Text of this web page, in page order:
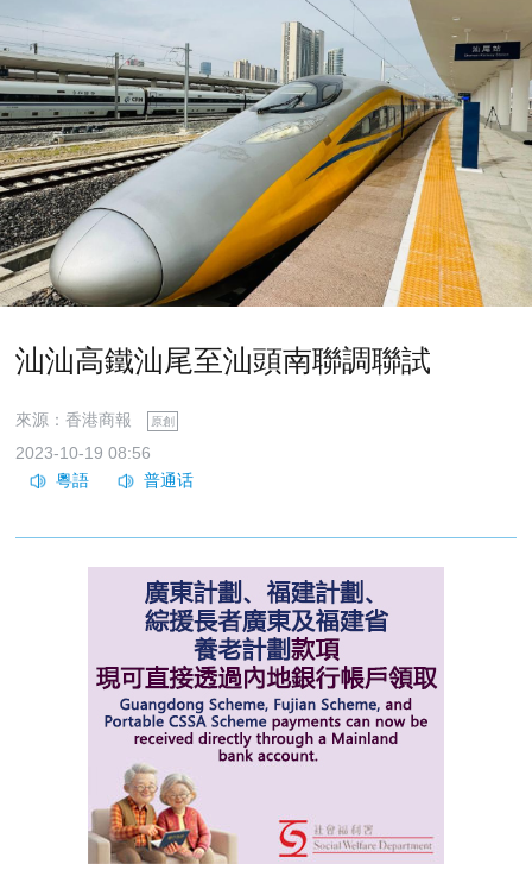
汕汕高鐵汕尾至汕頭南聯調聯試
來源：香港商報 原創
2023-10-19 08:56